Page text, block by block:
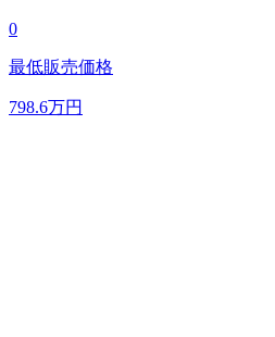
0
最低販売価格
798.6万円